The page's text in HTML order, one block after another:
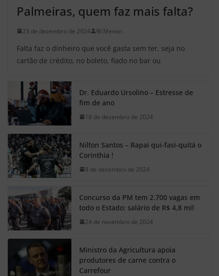
Palmeiras, quem faz mais falta?
23 de dezembro de 2024 W.Menon
Falta faz o dinheiro que você gasta sem ter, seja no
cartão de crédito, no boleto, fiado no bar ou
Dr. Eduardo Ursolino – Estresse de
fim de ano
18 de dezembro de 2024
Nilton Santos – Rapai qui-fasi-quitá o
Corinthia !
8 de dezembro de 2024
Concurso da PM tem 2.700 vagas em
todo o Estado: salário de R$ 4,8 mil
24 de novembro de 2024
Ministro da Agricultura apoia
produtores de carne contra o
Carrefour